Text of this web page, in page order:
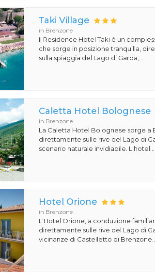
Taki Village
in Brenzone
Il Residence Hotel Taki è un
che sorge in posizione tranquilla,
sulla spiaggia del Lago di Garda,...
Caletta Hotel Bolognese
in Brenzone
La Caletta Hotel Bolognese sorge a
direttamente sulle rive del Lago di
scenario naturale invidiabile. L'hotel...
Hotel Orione
in Brenzone
L'Hotel Orione, a conduzione
direttamente sulle rive del Lago di
vicinanze di Castelletto di Brenzone....